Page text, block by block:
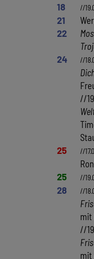
18
//
21
22
24
//
//
25
//
25
//
28
//
mit
//
mit